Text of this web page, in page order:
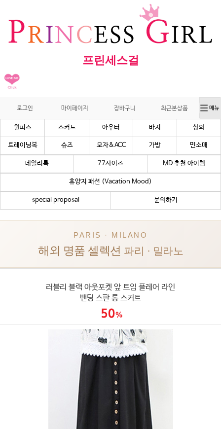
프린세스걸
로그인 마이페이지 장바구니 최근본상품
원피스 스커트 아우터 바지 상의
트레이닝복 슈즈 모자&ACC 가방 민소매
데일리룩 77사이즈 MD 추천 아이템
휴양지 패션 (Vacation Mood)
special proposal 문의하기
PARIS · MILANO
해외 명품 셀렉션 파리 · 밀라노
러블리 블랙 아웃포켓 앞 트임 플레어 라인
밴딩 스판 롱 스커트